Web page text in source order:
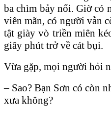
ba chìm bảy nổi. Giờ có
viên mãn, có người vẫn
tật giày vò triền miên
giây phút trở về cát bụi.
Vừa gặp, mọi người hỏi
– Sao? Bạn Sơn có còn
xưa không?